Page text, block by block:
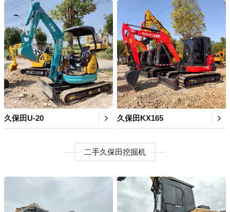
久保田U-20 久保田KX165
二手久保田挖掘机